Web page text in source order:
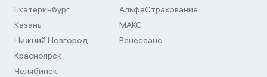
Екатеринбург
Казань
Нижний Новгород
Красноярск
Челябинск
АльфаСтрахование
МАКС
Ренессанс